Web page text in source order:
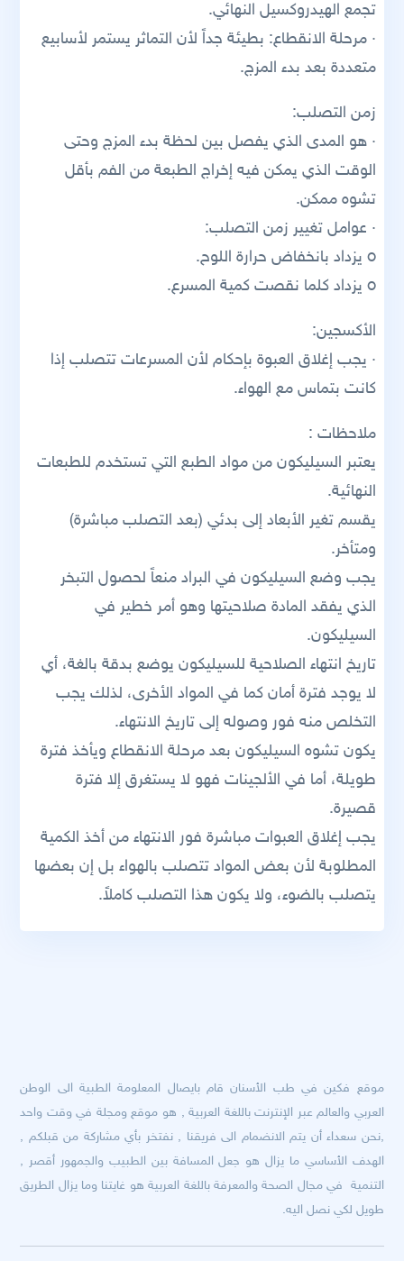
تجمع الهيدروكسيل النهائي.
· مرحلة الانقطاع: بطيئة جداً لأن التماثر يستمر لأسابيع
متعددة بعد بدء المزج.
زمن التصلب:
· هو المدى الذي يفصل بين لحظة بدء المزج وحتى
الوقت الذي يمكن فيه إخراج الطبعة من الفم بأقل
تشوه ممكن.
· عوامل تغيير زمن التصلب:
o يزداد بانخفاض حرارة اللوح.
o يزداد كلما نقصت كمية المسرع.
الأكسجين:
· يجب إغلاق العبوة بإحكام لأن المسرعات تتصلب إذا
كانت بتماس مع الهواء.
ملاحظات :
يعتبر السيليكون من مواد الطبع التي تستخدم للطبعات
النهائية.
يقسم تغير الأبعاد إلى بدئي (بعد التصلب مباشرة)
ومتأخر.
يجب وضع السيليكون في البراد منعاً لحصول التبخر
الذي يفقد المادة صلاحيتها وهو أمر خطير في
السيليكون.
تاريخ انتهاء الصلاحية للسيليكون يوضع بدقة بالغة، أي
لا يوجد فترة أمان كما في المواد الأخرى، لذلك يجب
التخلص منه فور وصوله إلى تاريخ الانتهاء.
يكون تشوه السيليكون بعد مرحلة الانقطاع ويأخذ فترة
طويلة، أما في الألجينات فهو لا يستغرق إلا فترة
قصيرة.
يجب إغلاق العبوات مباشرة فور الانتهاء من أخذ الكمية
المطلوبة لأن بعض المواد تتصلب بالهواء بل إن بعضها
يتصلب بالضوء، ولا يكون هذا التصلب كاملاً.
موقع فكين في طب الأسنان قام بايصال المعلومة الطبية الى الوطن
العربي والعالم عبر الإنترنت باللغة العربية , هو موقع ومجلة في وقت واحد
,نحن سعداء أن يتم الانضمام الى فريقنا , نفتخر بأي مشاركة من قبلكم ,
الهدف الأساسي ما يزال هو جعل المسافة بين الطبيب والجمهور أقصر ,
التنمية في مجال الصحة والمعرفة باللغة العربية هو غايتنا وما يزال الطريق
طويل لكي نصل اليه.